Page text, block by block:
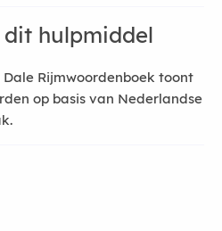
dit hulpmiddel
Dale Rijmwoordenboek toont
op basis van Nederlandse